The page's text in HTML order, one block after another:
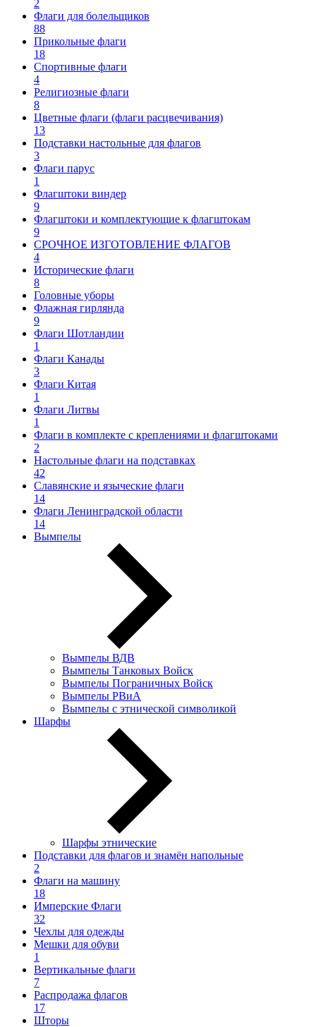
2
Флаги для болельщиков
88
Прикольные флаги
18
Спортивные флаги
4
Религиозные флаги
8
Цветные флаги (флаги расцвечивания)
13
Подставки настольные для флагов
3
Флаги парус
1
Флагштоки виндер
9
Флагштоки и комплектующие к флагштокам
9
СРОЧНОЕ ИЗГОТОВЛЕНИЕ ФЛАГОВ
4
Исторические флаги
8
Головные уборы
Флажная гирлянда
9
Флаги Шотландии
1
Флаги Канады
3
Флаги Китая
1
Флаги Литвы
1
Флаги в комплекте с креплениями и флагштоками
2
Настольные флаги на подставках
42
Славянские и языческие флаги
14
Флаги Ленинградской области
14
Вымпелы
Вымпелы ВДВ
Вымпелы Танковых Войск
Вымпелы Пограничных Войск
Вымпелы РВиА
Вымпелы с этнической символикой
Шарфы
Шарфы этнические
Подставки для флагов и знамён напольные
2
Флаги на машину
18
Имперские Флаги
32
Чехлы для одежды
Мешки для обуви
1
Вертикальные флаги
7
Распродажа флагов
17
Шторы